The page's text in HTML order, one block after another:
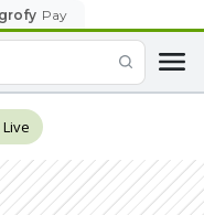
Pay